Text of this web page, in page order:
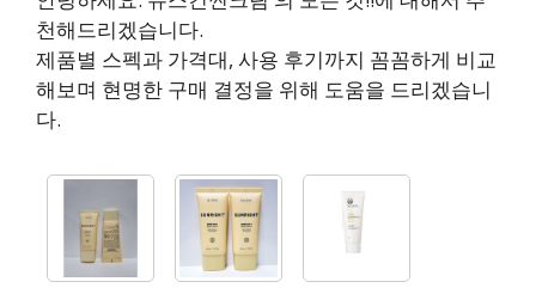
천해드리겠습니다.
제품별 스펙과 가격대, 사용 후기까지 꼼꼼하게 비교
해보며 현명한 구매 결정을 위해 도움을 드리겠습니
다.